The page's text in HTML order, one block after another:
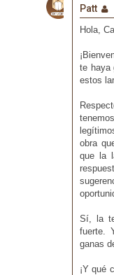
Patt
Hola,
te haya
estos
obra
que la
Sí, la
fuerte.
ganas
¡Y qué